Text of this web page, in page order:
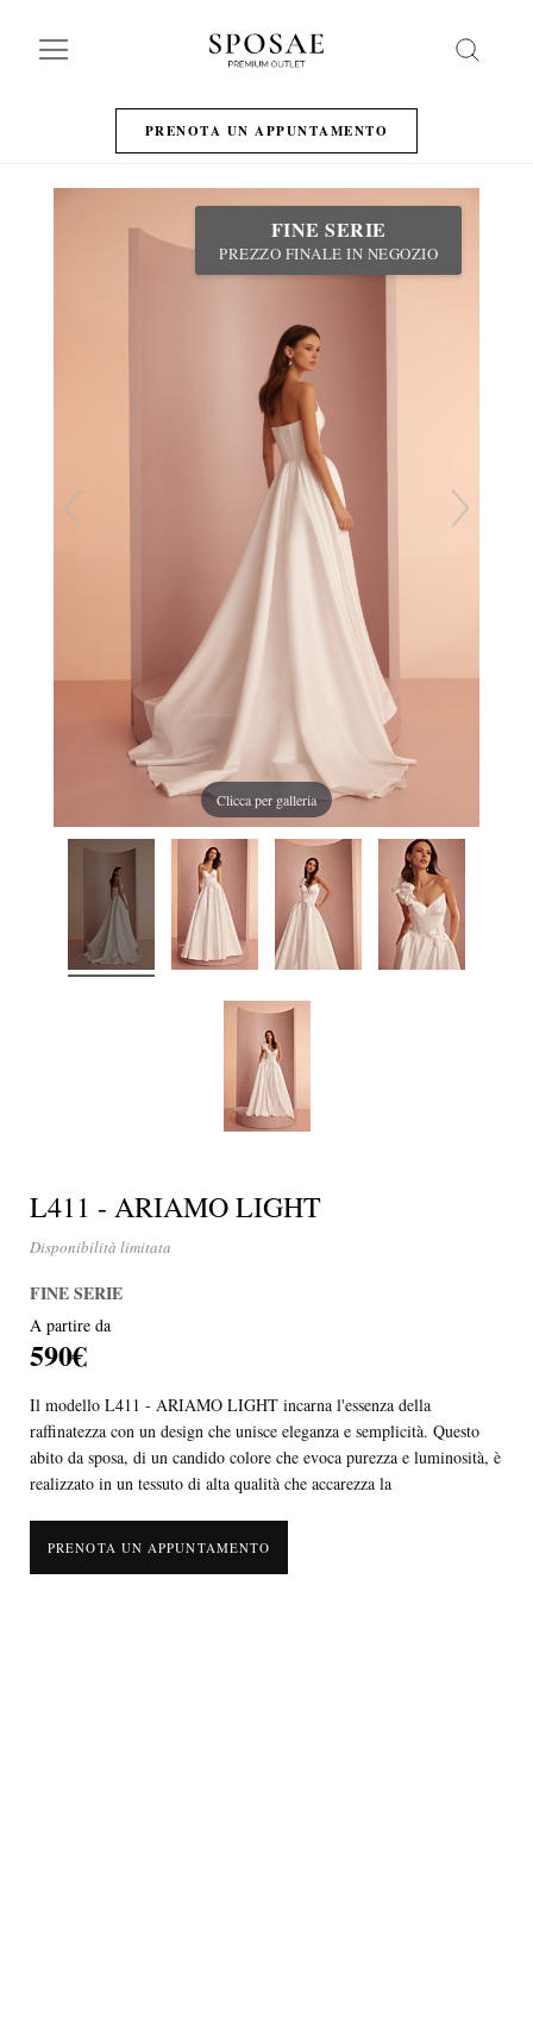
PRENOTA UN APPUNTAMENTO
FINE SERIE
PREZZO FINALE IN NEGOZIO
Clicca per galleria
L411 - ARIAMO LIGHT
Disponibilità limitata
FINE SERIE
A partire da
590€
Il modello L411 - ARIAMO LIGHT incarna l'essenza della
raffinatezza con un design che unisce eleganza e semplicità. Questo
abito da sposa, di un candido colore che evoca purezza e luminosità, è
realizzato in un tessuto di alta qualità che accarezza la
PRENOTA UN APPUNTAMENTO